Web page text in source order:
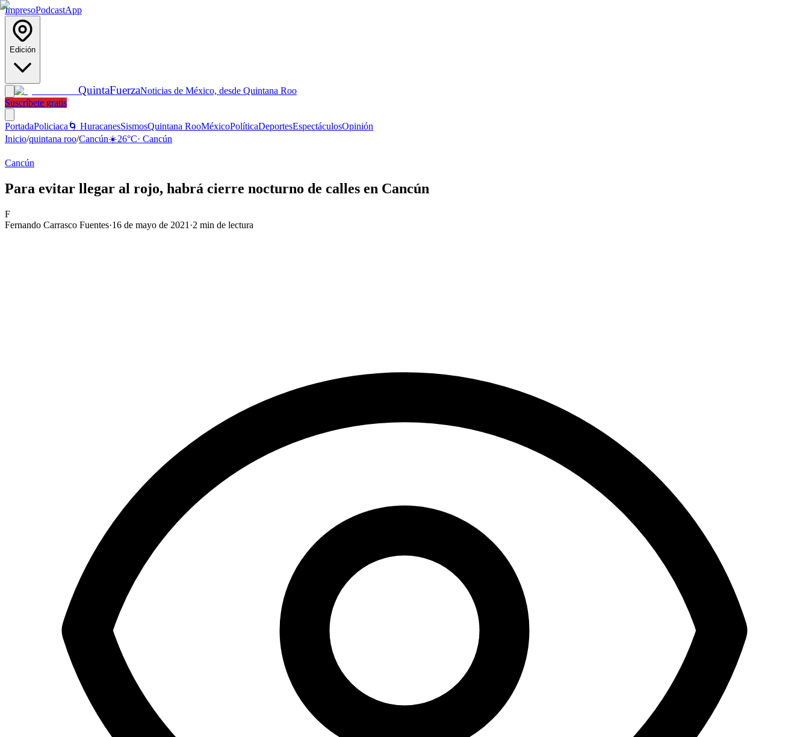
ImpresoPodcastApp
Edición
QuintaFuerzaNoticias de México, desde Quintana Roo
Suscríbete gratis
PortadaPoliciaca 🌀 HuracanesSismosQuintana RooMéxicoPolíticaDeportesEspectáculosOpinión
Inicio/quintana roo/Cancún☀️26°C· Cancún
Cancún
Para evitar llegar al rojo, habrá cierre nocturno de calles en Cancún
F
Fernando Carrasco Fuentes·16 de mayo de 2021 ·2 min de lectura